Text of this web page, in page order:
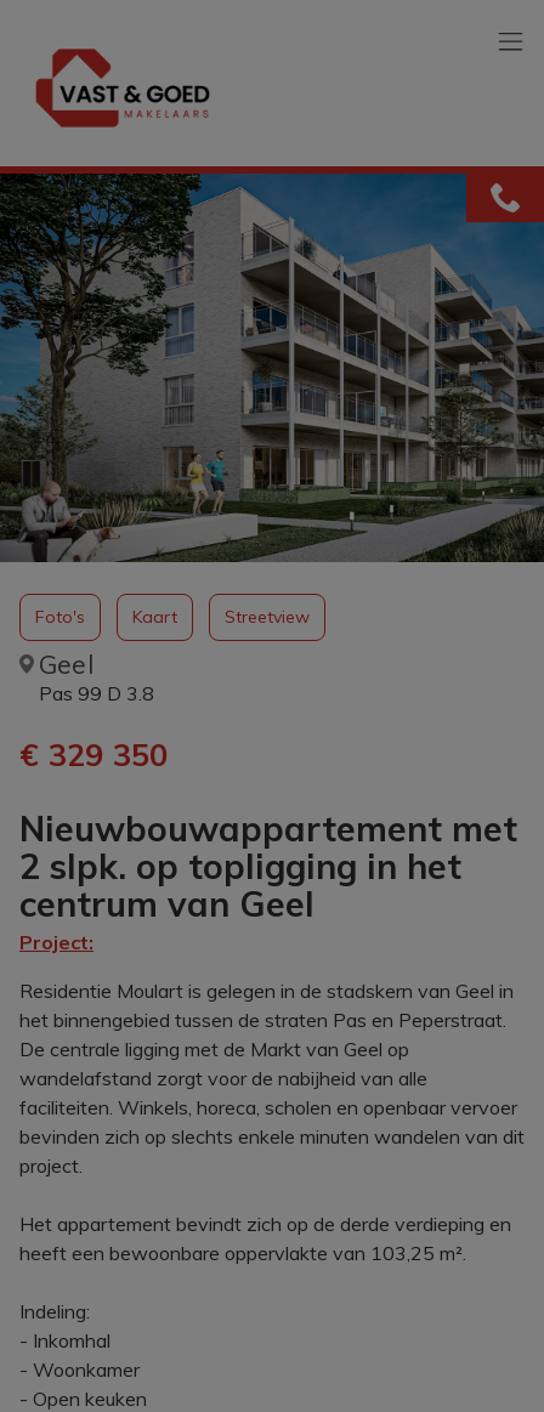
Nieuwbouwappartement met
2 slpk. op topligging in het
centrum van Geel
Project:
Geel
Pas 99 D 3.8
€ 329 350
Foto's Kaart Streetview
Residentie Moulart is gelegen in de stadskern van Geel in
het binnengebied tussen de straten Pas en Peperstraat.
De centrale ligging met de Markt van Geel op
wandelafstand zorgt voor de nabijheid van alle
faciliteiten. Winkels, horeca, scholen en openbaar vervoer
bevinden zich op slechts enkele minuten wandelen van dit
project.
Het appartement bevindt zich op de derde verdieping en
heeft een bewoonbare oppervlakte van 103,25 m².
Indeling:
- Inkomhal
- Woonkamer
- Open keuken